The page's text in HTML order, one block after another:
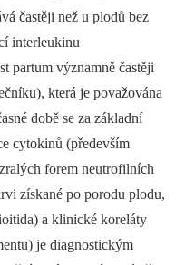
častěji než u plodů bez
interleukinu
partum významně častěji
která je považována
době se za základní
cytokinů (především
forem neutrofilních
získané po porodu plodu,
a klinické koreláty
je diagnostickým